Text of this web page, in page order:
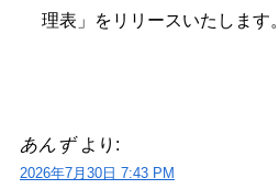
理表」をリリースいたします。
あんず より:
2026年7月30日 7:43 PM